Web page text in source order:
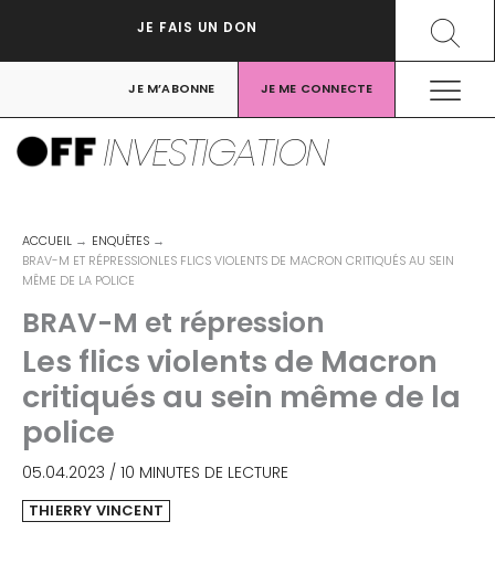
JE FAIS UN DON
JE M’ABONNE JE ME CONNECTE
INVESTIGATION
ACCUEIL
ENQUÊTES
BRAV-M ET RÉPRESSIONLES FLICS VIOLENTS DE MACRON CRITIQUÉS AU SEIN
MÊME DE LA POLICE
BRAV-M et répression
Les flics violents de Macron
critiqués au sein même de la
police
05.04.2023 / 10 MINUTES DE LECTURE
THIERRY VINCENT